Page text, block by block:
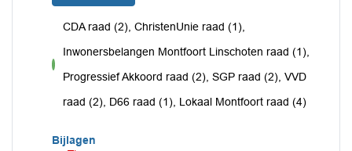
voor
CDA raad (2), ChristenUnie raad (1),
Inwonersbelangen Montfoort Linschoten raad (1),
Progressief Akkoord raad (2), SGP raad (2), VVD
raad (2), D66 raad (1), Lokaal Montfoort raad (4)
Bijlagen